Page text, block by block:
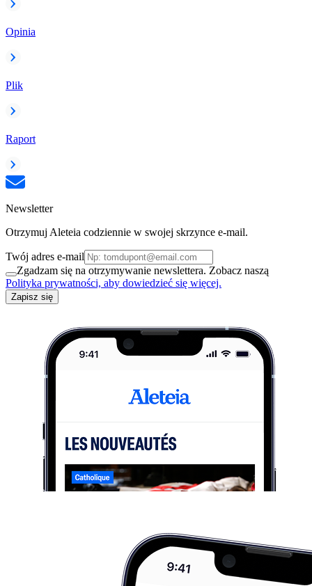
Opinia
Plik
Raport
Newsletter
Otrzymuj Aleteia codziennie w swojej skrzynce e-mail.
Twój adres e-mail
Zgadzam się na otrzymywanie newslettera. Zobacz naszą
Polityka prywatności, aby dowiedzieć się więcej.
Zapisz się